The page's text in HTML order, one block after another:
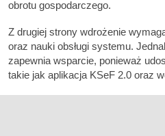
obrotu gospodarczego.
Z drugiej strony wdrożenie
oraz nauki obsługi systemu.
zapewnia wsparcie, ponieważ
takie jak aplikacja KSeF 2.0 oraz